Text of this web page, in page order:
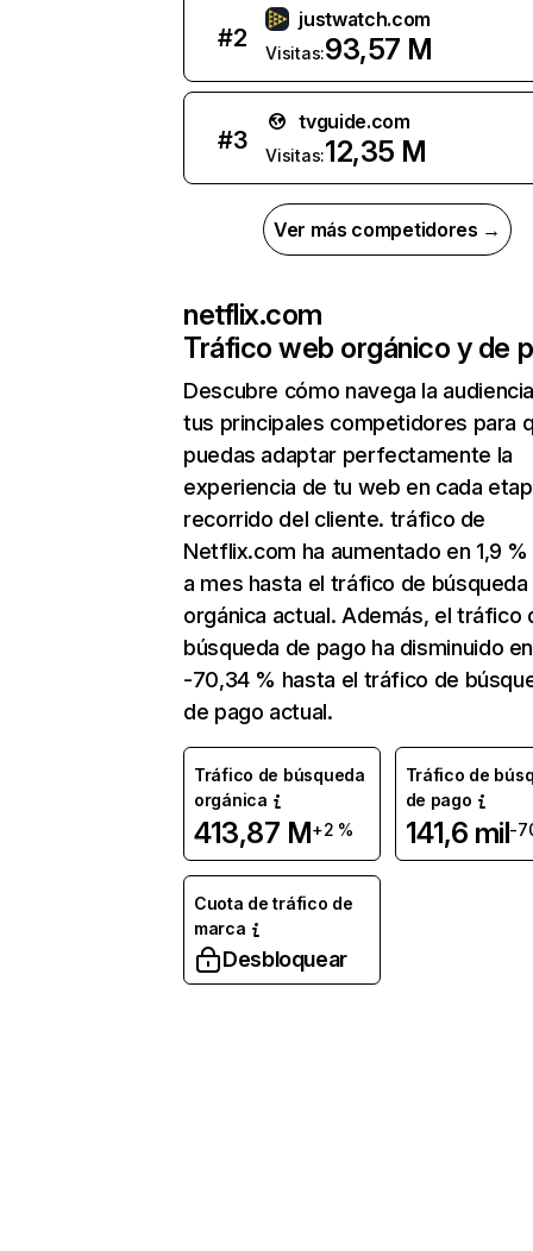
#2
justwatch.com
Visitas:93,57 M
#3
tvguide.com
Visitas:12,35 M
Ver más competidores →
netflix.com
Tráfico web orgánico y de
Descubre cómo navega la
tus principales competidores para
puedas adaptar perfectamente la
experiencia de tu web en cada
recorrido del cliente. tráfico de
Netflix.com ha aumentado en 1,9
a mes hasta el tráfico de búsqueda
orgánica actual. Además, el tráfico
búsqueda de pago ha disminuido en
-70,34 % hasta el tráfico de
de pago actual.
Tráfico de búsqueda
orgánica
413,87 M+2 %
Tráfico de
de pago
141,6 mil-
Cuota de tráfico de
marca
Desbloquear